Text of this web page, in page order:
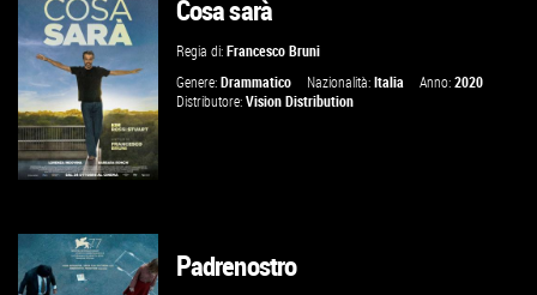
GUARDA IL TRAILER
VAI ALLA SCHEDA
GUARDA IL TRAILER
Cosa sarà
Regia di:Francesco Bruni
Genere:Drammatico Nazionalità:Italia Anno:2020
Distributore:Vision Distribution
Padrenostro